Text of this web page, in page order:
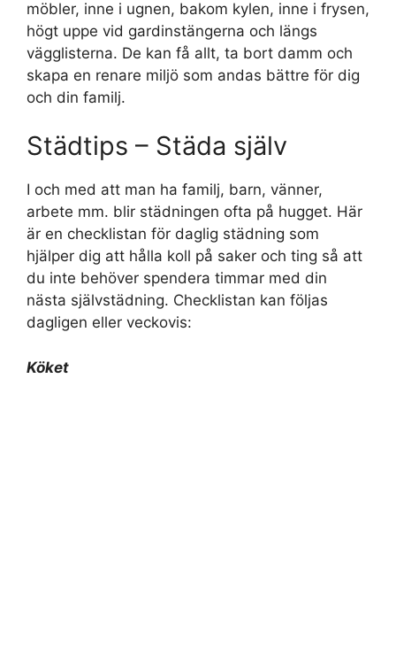
möbler, inne i ugnen, bakom kylen, inne i frysen,
högt uppe vid gardinstängerna och längs
vägglisterna. De kan få allt, ta bort damm och
skapa en renare miljö som andas bättre för dig
och din familj.
Städtips – Städa själv
I och med att man ha familj, barn, vänner,
arbete mm. blir städningen ofta på hugget. Här
är en checklistan för daglig städning som
hjälper dig att hålla koll på saker och ting så att
du inte behöver spendera timmar med din
nästa självstädning. Checklistan kan följas
dagligen eller veckovis:
Köket